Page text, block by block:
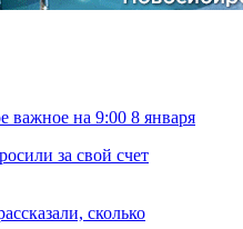
важное на 9:00 8 января
за свой счет
сколько